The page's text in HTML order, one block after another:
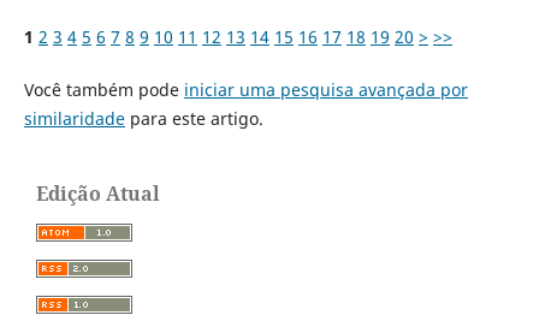
1 2 3 4 5 6 7 8 9 10 11 12 13 14 15 16 17 18 19 20 > >>
Você também pode iniciar uma pesquisa avançada por
similaridadepara este artigo.
Edição Atual